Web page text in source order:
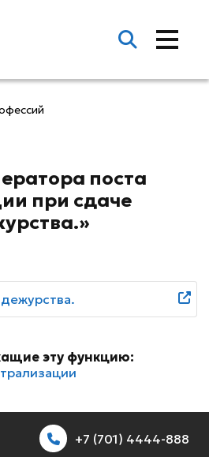
поста
при сдаче
эту функцию:
+7 (701) 4444-888